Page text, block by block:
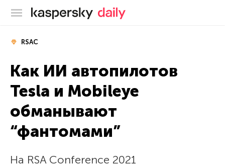
Блог Касперского
RSAC
Как ИИ автопилотов
Tesla и Mobileye
обманывают
“фантомами”
На RSA Conference 2021